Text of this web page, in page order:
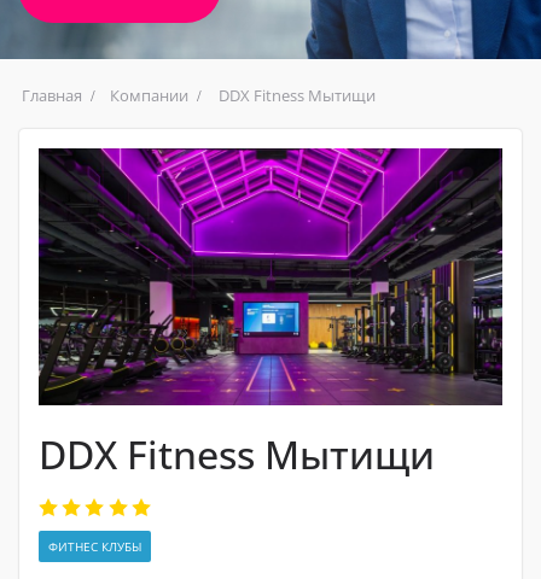
Главная Компании DDX Fitness Мытищи
DDX Fitness Мытищи
ФИТНЕС КЛУБЫ